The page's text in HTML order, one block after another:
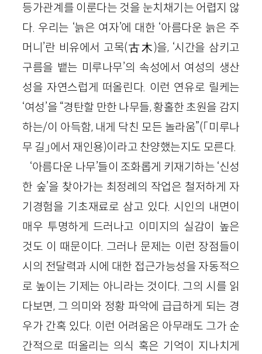
등가관계를 이룬다는 것을 눈치채기는 어렵지 않
다. 우리는 ‘늙은 여자’에 대한 ‘아름다운 늙은 주
머니’란 비유에서 고목(古木)을, ‘시간을 삼키고
구름을 뱉는 미루나무’의 속성에서 여성의 생산
성을 자연스럽게 떠올린다. 이런 연유로 릴케는
‘여성’을 “경탄할 만한 나무들, 황홀한 초원을 감지
하는/이 아득함, 내게 닥친 모든 놀라움”(「미루나
무 길」에서 재인용)이라고 찬양했는지도 모른다.
‘아름다운 나무’들이 조화롭게 키재기하는 ‘신성
한 숲’을 찾아가는 최정례의 작업은 철저하게 자
기경험을 기초재료로 삼고 있다. 시인의 내면이
매우 투명하게 드러나고 이미지의 실감이 높은
것도 이 때문이다. 그러나 문제는 이런 장점들이
시의 전달력과 시에 대한 접근가능성을 자동적으
로 높이는 기제는 아니라는 것이다. 그의 시를 읽
다보면, 그 의미와 정황 파악에 급급하게 되는 경
우가 간혹 있다. 이런 어려움은 아무래도 그가 순
간적으로 떠올리는 의식 혹은 기억이 지나치게